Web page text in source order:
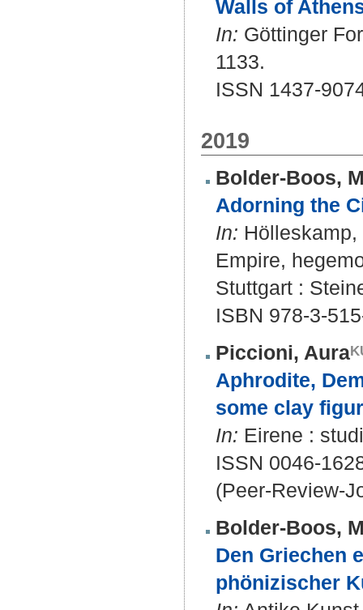
Walls of
In: Göttinger
1133.
ISSN 1437-
2019
Bolder-Boos,
Adorning the
In:
Empire,
Stuttgart :
ISBN 978-3-
Piccioni, Aura
Aphrodite,
some clay
In: Eirene :
ISSN 0046-
(Peer-Review-
Bolder-Boos,
Den Griechen
phönizischer